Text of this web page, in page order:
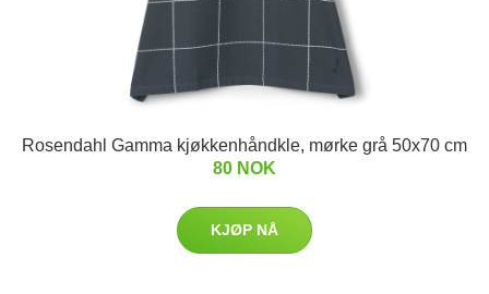
Rosendahl Gamma kjøkkenhåndkle, mørke grå 50x70 cm
80 NOK
KJØP NÅ